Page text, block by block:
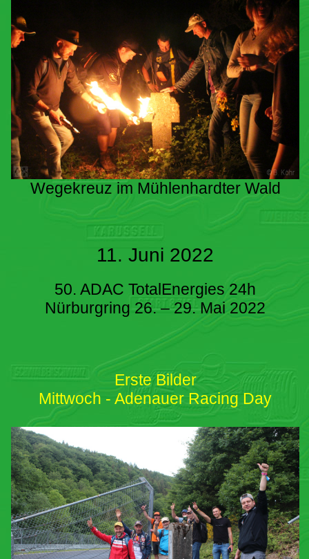
Wegekreuz im Mühlenhardter Wald
11. Juni 2022
50. ADAC TotalEnergies 24h
Nürburgring 26. – 29. Mai 2022
Erste Bilder
Mittwoch - Adenauer Racing Day